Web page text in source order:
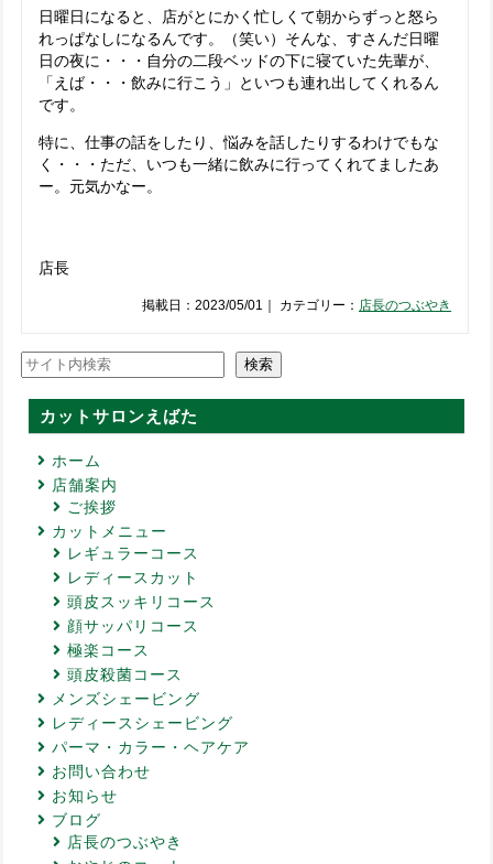
日曜日になると、店がとにかく忙しくて朝からずっと怒ら
れっぱなしになるんです。（笑い）そんな、すさんだ日曜
日の夜に・・・自分の二段ベッドの下に寝ていた先輩が、
「えば・・・飲みに行こう」といつも連れ出してくれるん
です。
特に、仕事の話をしたり、悩みを話したりするわけでもな
く・・・ただ、いつも一緒に飲みに行ってくれてましたあ
ー。元気かなー。
店長
掲載日：2023/05/01｜ カテゴリー： 店長のつぶやき
検索 検索
カットサロンえばた
ホーム
店舗案内
ご挨拶
カットメニュー
レギュラーコース
レディースカット
頭皮スッキリコース
顔サッパリコース
極楽コース
頭皮殺菌コース
メンズシェービング
レディースシェービング
パーマ・カラー・ヘアケア
お問い合わせ
お知らせ
ブログ
店長のつぶやき